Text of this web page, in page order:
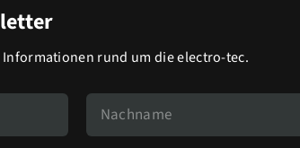
rund um die electro-tec.